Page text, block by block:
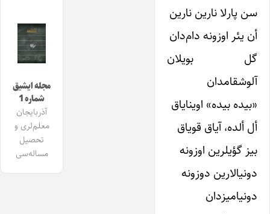
سن پارلا نارین نارین
أن یئر اوزونه دام‌دان
گل بویلان
آلوشقامدان
«بیده بیده» اوینایاق
أل ألده، آیاق قویاق
بیز گؤیلرین اوزونه
دونیالارین دوزونه
دونیامیزدان
مجله ایشیق
شماره 1
آذربایجان
معلم‌لری و
تحصیل
مساله‌سی